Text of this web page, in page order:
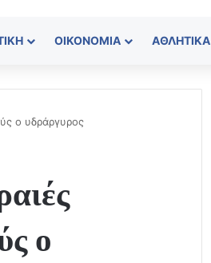
ΟΙΚΟΝΟΜΊΑ ΑΘΛΗΤΙΚΆ
ο υδράργυρος
ο